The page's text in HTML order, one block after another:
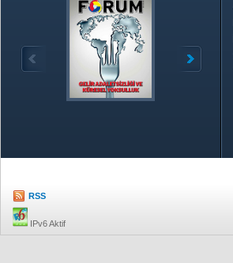
RSS
IPv6 Aktif